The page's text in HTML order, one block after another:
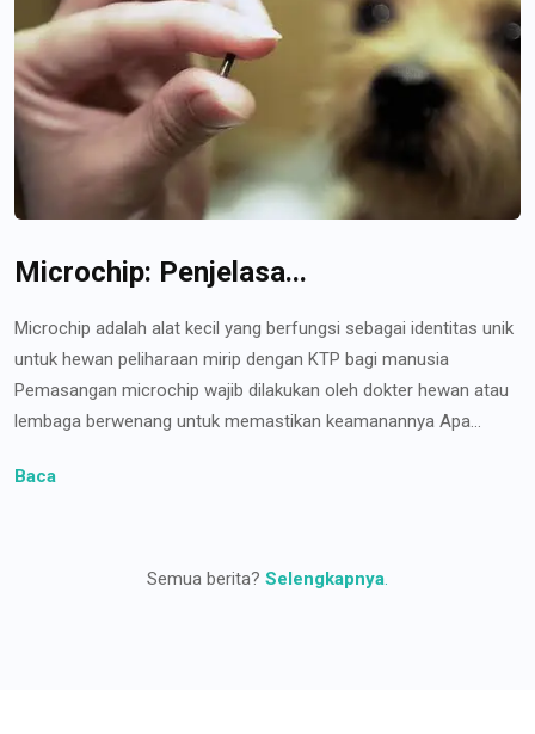
Microchip: Penjelasa...
Microchip adalah alat kecil yang berfungsi sebagai identitas unik
untuk hewan peliharaan mirip dengan KTP bagi manusia
Pemasangan microchip wajib dilakukan oleh dokter hewan atau
lembaga berwenang untuk memastikan keamanannya Apa...
Baca
Semua berita? Selengkapnya